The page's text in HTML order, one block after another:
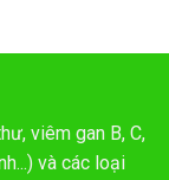
viêm gan B, C,
và các loại